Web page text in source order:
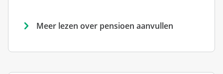
Meer lezen over pensioen aanvullen